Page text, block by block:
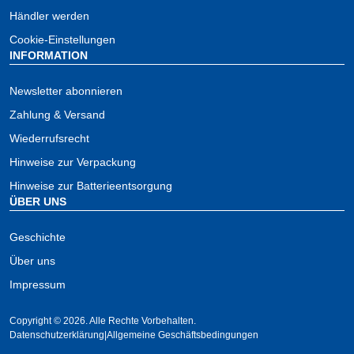
Händler werden
Cookie-Einstellungen
INFORMATION
Newsletter abonnieren
Zahlung & Versand
Wiederrufsrecht
Hinweise zur Verpackung
Hinweise zur Batterieentsorgung
ÜBER UNS
Geschichte
Über uns
Impressum
Copyright © 2026. Alle Rechte Vorbehalten.
Datenschutzerklärung Allgemeine Geschäftsbedingungen